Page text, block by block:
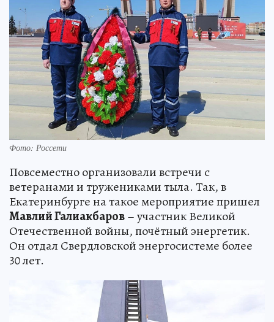
Фото: Россети
Повсеместно организовали встречи с
ветеранами и тружениками тыла. Так, в
Екатеринбурге на такое мероприятие пришел
Мавлий Галиакбаров– участник Великой
Отечественной войны, почётный энергетик.
Он отдал Свердловской энергосистеме более
30 лет.